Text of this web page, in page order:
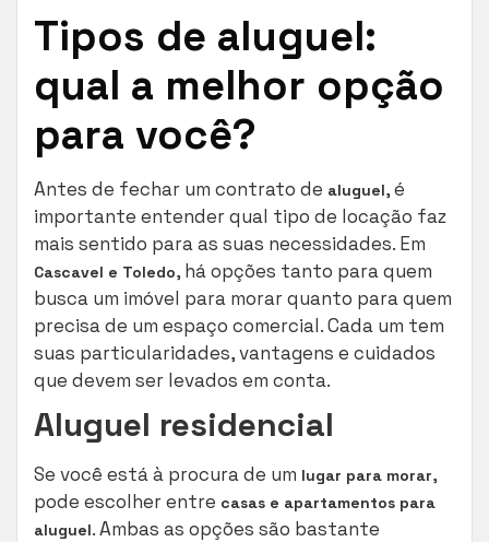
Tipos de aluguel:
qual a melhor opção
para você?
Antes de fechar um contrato de aluguel, é
importante entender qual tipo de locação faz
mais sentido para as suas necessidades. Em
Cascavel e Toledo, há opções tanto para quem
busca um imóvel para morar quanto para quem
precisa de um espaço comercial. Cada um tem
suas particularidades, vantagens e cuidados
que devem ser levados em conta.
Aluguel residencial
Se você está à procura de um lugar para morar,
pode escolher entre casas e apartamentos para
aluguel. Ambas as opções são bastante